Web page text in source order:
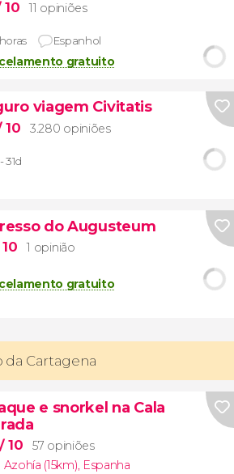
10 11 opiniões
Espanhol
gratuito
viagem Civitatis
10 3.280 opiniões
31d
do Augusteum
1 opinião
gratuito
da Cartagena
e snorkel na Cala
/ 10
57 opiniões
Azohía (15km), Espanha